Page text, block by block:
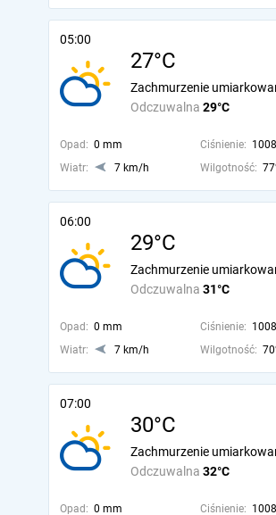
05:00
27°C
Odczuwalna 29°C
Zachmurzenie
Opad: 0 mm Ciśnienie:
Wiatr:
7 km/h Wilgotność:
06:00
29°C
Odczuwalna 31°C
Zachmurzenie
Opad: 0 mm Ciśnienie:
Wiatr:
7 km/h Wilgotność:
07:00
30°C
Odczuwalna 32°C
Zachmurzenie
Opad: 0 mm Ciśnienie: